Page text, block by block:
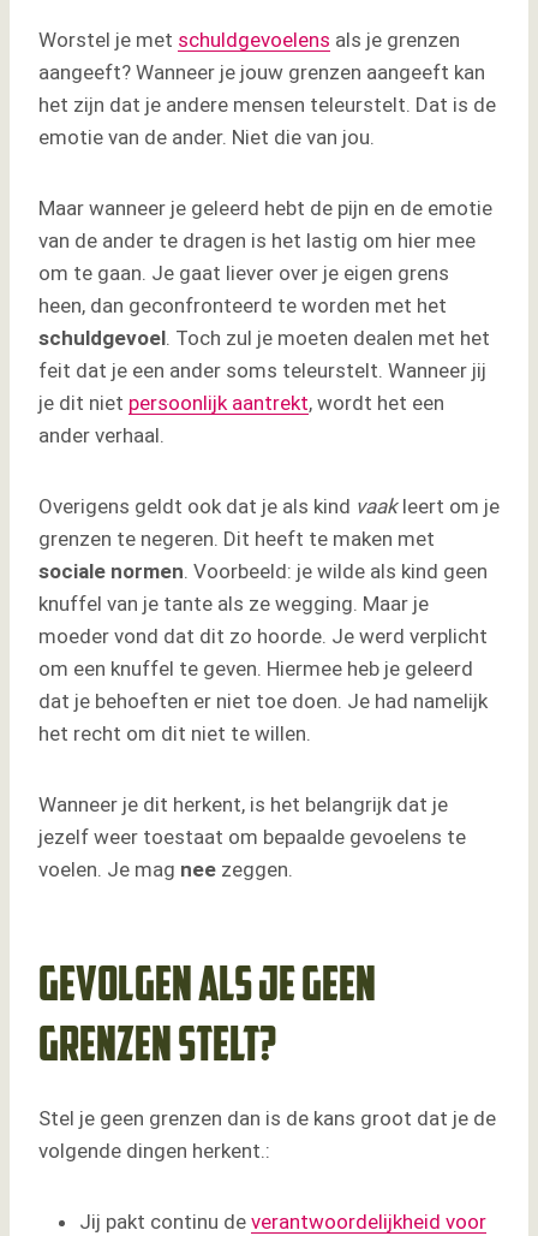
Worstel je met schuldgevoelens als je grenzen
aangeeft? Wanneer je jouw grenzen aangeeft kan
het zijn dat je andere mensen teleurstelt. Dat is de
emotie van de ander. Niet die van jou.
Maar wanneer je geleerd hebt de pijn en de emotie
van de ander te dragen is het lastig om hier mee
om te gaan. Je gaat liever over je eigen grens
heen, dan geconfronteerd te worden met het
schuldgevoel. Toch zul je moeten dealen met het
feit dat je een ander soms teleurstelt. Wanneer jij
je dit niet persoonlijk aantrekt, wordt het een
ander verhaal.
Overigens geldt ook dat je als kind vaak leert om je
grenzen te negeren. Dit heeft te maken met
sociale normen. Voorbeeld: je wilde als kind geen
knuffel van je tante als ze wegging. Maar je
moeder vond dat dit zo hoorde. Je werd verplicht
om een knuffel te geven. Hiermee heb je geleerd
dat je behoeften er niet toe doen. Je had namelijk
het recht om dit niet te willen.
Wanneer je dit herkent, is het belangrijk dat je
jezelf weer toestaat om bepaalde gevoelens te
voelen. Je mag nee zeggen.
Gevolgen als je geen
grenzen stelt?
Stel je geen grenzen dan is de kans groot dat je de
volgende dingen herkent.:
Jij pakt continu de verantwoordelijkheid voor